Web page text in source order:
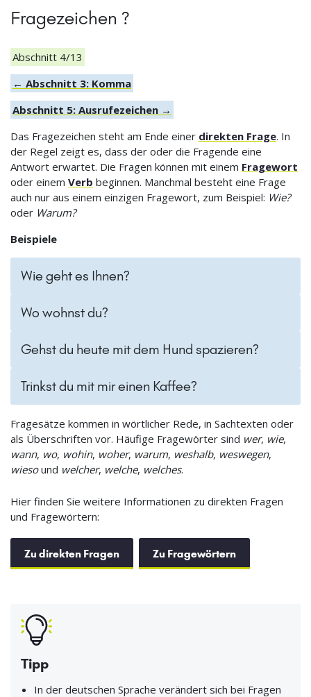
Fragezeichen ?
Abschnitt 4/13
← Abschnitt 3: Komma
Abschnitt 5: Ausrufezeichen →
Das Fragezeichen steht am Ende einer direkten Frage. In
der Regel zeigt es, dass der oder die Fragende eine
Antwort erwartet. Die Fragen können mit einem Fragewort
oder einem Verb beginnen. Manchmal besteht eine Frage
auch nur aus einem einzigen Fragewort, zum Beispiel: Wie?
oder Warum?
Beispiele
Wie geht es Ihnen?
Wo wohnst du?
Gehst du heute mit dem Hund spazieren?
Trinkst du mit mir einen Kaffee?
Fragesätze kommen in wörtlicher Rede, in Sachtexten oder
als Überschriften vor. Häufige Fragewörter sind wer, wie,
wann, wo, wohin, woher, warum, weshalb, weswegen,
wiesound welcher, welche, welches.
Hier finden Sie weitere Informationen zu direkten Fragen
und Fragewörtern:
Zu direkten Fragen Zu Fragewörtern
Tipp
In der deutschen Sprache verändert sich bei Fragen